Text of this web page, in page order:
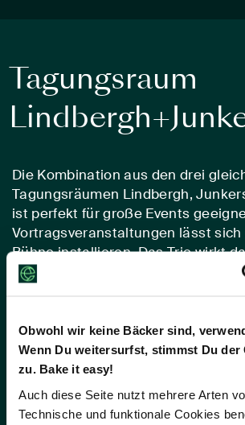
Obwohl wir keine Bäcker sind,
Wenn Du weitersurfst, stimmst Du der
zu. Bake it easy!
Auch diese Seite nutzt mehrere Arten
Technische und funktionale Cookies
Tagungsraum
Die Kombination aus den drei
Tagungsräumen Lindbergh,
ist perfekt für große Events
Vortragsveranstaltungen lässt sich
Bühne installieren. Das Trio wirkt
konformen Designkonzepts wie
sorgt der direkte Zutritt nach
Raum anfragen